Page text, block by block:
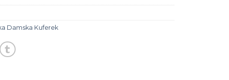
Damska Kuferek